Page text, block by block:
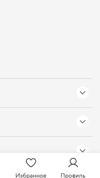
Избранное Профиль